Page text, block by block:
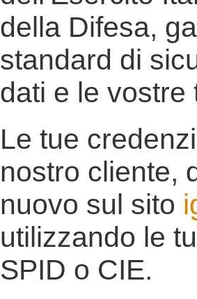
della Difesa,
standard di
dati e le vostre
Le tue
nostro cliente,
nuovo sul sito
utilizzando le
SPID o CIE.